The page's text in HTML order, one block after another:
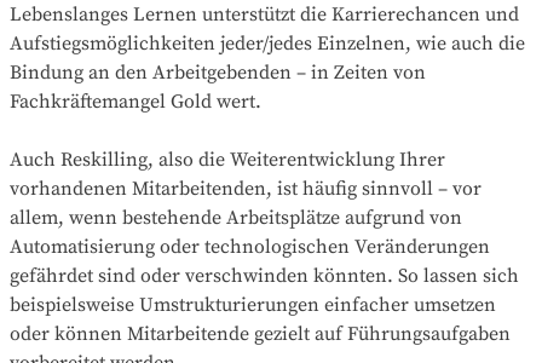
Lebenslanges Lernen unterstützt die Karrierechancen und
Aufstiegsmöglichkeiten jeder/jedes Einzelnen, wie auch die
Bindung an den Arbeitgebenden – in Zeiten von
Fachkräftemangel Gold wert.
Auch Reskilling, also die Weiterentwicklung Ihrer
vorhandenen Mitarbeitenden, ist häufig sinnvoll – vor
allem, wenn bestehende Arbeitsplätze aufgrund von
Automatisierung oder technologischen Veränderungen
gefährdet sind oder verschwinden könnten. So lassen sich
beispielsweise Umstrukturierungen einfacher umsetzen
oder können Mitarbeitende gezielt auf Führungsaufgaben